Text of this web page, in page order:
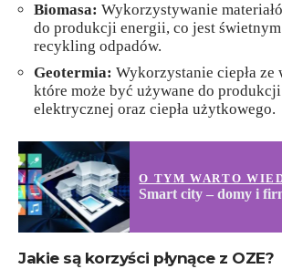
Biomasa: Wykorzystywanie
do produkcji energii, co jest świetnym
recykling odpadów.
Geotermia: Wykorzystanie ciepła ze
które może być używane do
elektrycznej oraz ciepła użytkowego.
O TYM WARTO
Smart city – domy i
Jakie są korzyści płynące z OZE?